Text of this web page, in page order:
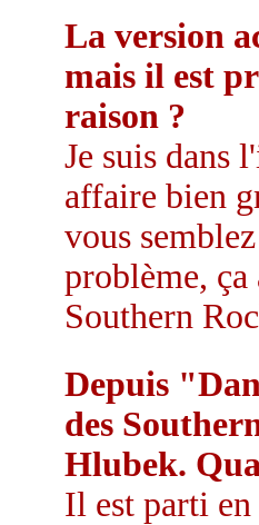
La version
mais il est
raison ?
Je suis dans
affaire bien
vous
problème,
Southern
Depuis
des
Hlubek.
Il est parti en